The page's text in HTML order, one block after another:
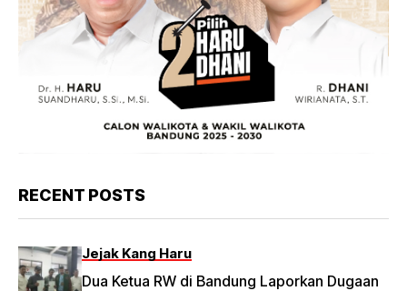
RECENT POSTS
Jejak Kang Haru
Dua Ketua RW di Bandung Laporkan Dugaan